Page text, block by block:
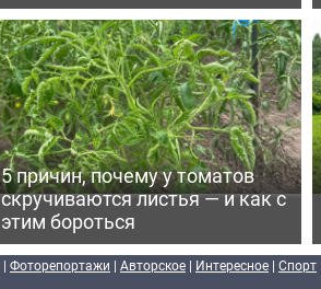
5 причин, почему у томатов
скручиваются листья — и как с
этим бороться
| Фоторепортажи | Авторское | Интересное | Спорт